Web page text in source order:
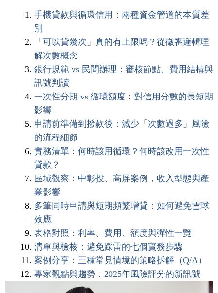
手機貸款與循環信用：兩種資金管道的本質差
別
「可以貸幾次」真的有上限嗎？從徵審邏輯理
解次數概念
銀行規範 vs 民間辦理：審核節點、費用結構與
訊號判讀
一次性分期 vs 循環額度：對信用分數的長短期
影響
申請前準備到撥款後：減少「次數過多」風險
的流程細節
實務清單：何時該用循環？何時該改用一次性
貸款？
區域觀察：中彰投、高屏案例，收入型態與產
業影響
多筆同時申請與短期頻繁增貸：如何避免雪球
效應
表格對照：利率、費用、額度與彈性一覽
清單與檢核：避免踩雷的七個實務步驟
案例分享：三種常見情境的策略拆解（Q/A）
專家觀點與趨勢：2025年風險評分的新訊號